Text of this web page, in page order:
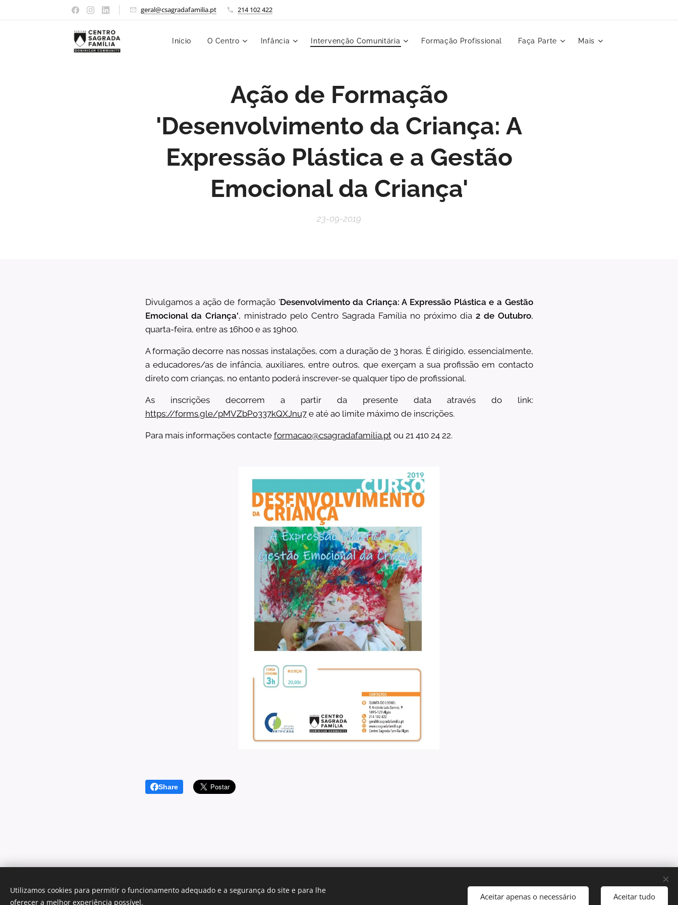
geral@csagradafamilia.pt 214 102 422
Início O Centro Infância Intervenção Comunitária Formação Profissional Faça Parte Mais
Ação de Formação
'Desenvolvimento da Criança: A
Expressão Plástica e a Gestão
Emocional da Criança'
23-09-2019
Divulgamos a ação de formação 'Desenvolvimento da Criança: A Expressão Plástica e a Gestão
Emocional da Criança', ministrado pelo Centro Sagrada Família no próximo dia 2 de Outubro,
quarta-feira, entre as 16h00 e as 19h00.
A formação decorre nas nossas instalações, com a duração de 3 horas. É dirigido, essencialmente,
a educadores/as de infância, auxiliares, entre outros, que exerçam a sua profissão em contacto
direto com crianças, no entanto poderá inscrever-se qualquer tipo de profissional.
As inscrições decorrem a partir da presente data através do link:
https://forms.gle/pMVZbPo337kQXJnu7e até ao limite máximo de inscrições.
Para mais informações contacte formacao@csagradafamilia.ptou 21 410 24 22.
Share
© 2025 Centro Sagrada Família | Todos os direitos reservados.
Utilizamos cookies para permitir o funcionamento adequado e a segurança do site e para lhe
oferecer a melhor experiência possível.
Aceitar apenas o necessário Aceitar tudo